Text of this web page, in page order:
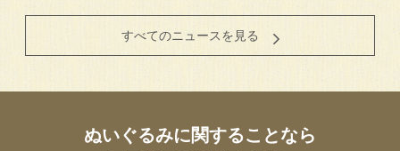
すべてのニュースを見る
ぬいぐるみに関することなら